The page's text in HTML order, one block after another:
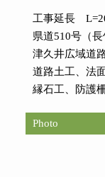
工事延長
県道510号（
津久井広
道路土工、法
縁石工、防護
Photo